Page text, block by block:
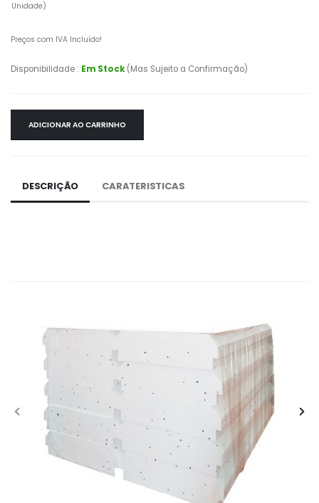
Unidade)
Preços com IVA Incluído!
Disponibilidade : Em Stock(Mas Sujeito a Confirmação)
ADICIONAR AO CARRINHO
DESCRIÇÃO CARATERISTICAS